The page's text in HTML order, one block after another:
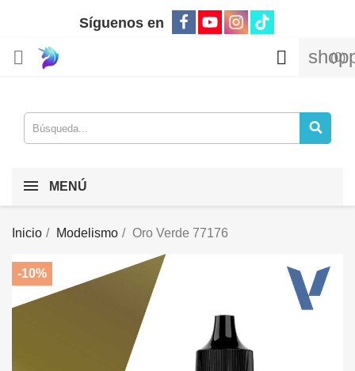
Síguenos en
 (0)

MENÚ
Inicio Modelismo Oro Verde 77176
-10%